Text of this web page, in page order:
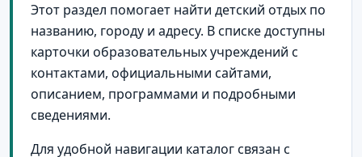
Этот раздел помогает найти детский отдых по
названию, городу и адресу. В списке доступны
карточки образовательных учреждений с
контактами, официальными сайтами,
описанием, программами и подробными
сведениями.
Для удобной навигации каталог связан с